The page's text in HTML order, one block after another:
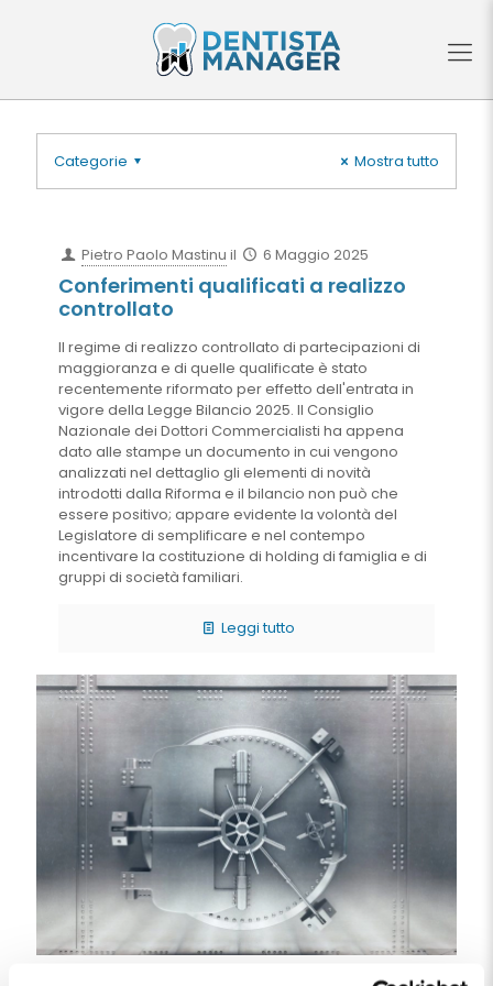
Categorie Mostra tutto
Pietro Paolo Mastinu il 6 Maggio 2025
Conferimenti qualificati a realizzo
controllato
Il regime di realizzo controllato di partecipazioni di
maggioranza e di quelle qualificate è stato
recentemente riformato per effetto dell'entrata in
vigore della Legge Bilancio 2025. Il Consiglio
Nazionale dei Dottori Commercialisti ha appena
dato alle stampe un documento in cui vengono
analizzati nel dettaglio gli elementi di novità
introdotti dalla Riforma e il bilancio non può che
essere positivo; appare evidente la volontà del
Legislatore di semplificare e nel contempo
incentivare la costituzione di holding di famiglia e di
gruppi di società familiari.
Leggi tutto